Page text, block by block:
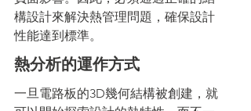
構設計來解決熱管理問題，確保設計
性能達到標準。
熱分析的運作方式
一旦電路板的3D幾何結構被創建，就